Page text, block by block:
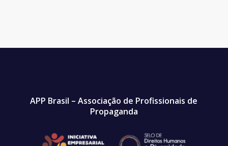
APP Brasil – Associação de Profissionais de
Propaganda